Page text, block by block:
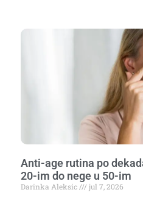
Anti-age rutina po
20-im do nege u 50-im
Darinka Aleksic jul 7, 2026